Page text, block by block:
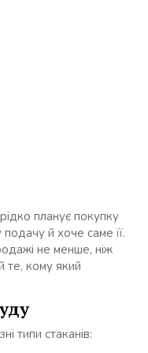
планує покупку
й хоче саме її.
не менше, ніж
те, кому який
типи стаканів: